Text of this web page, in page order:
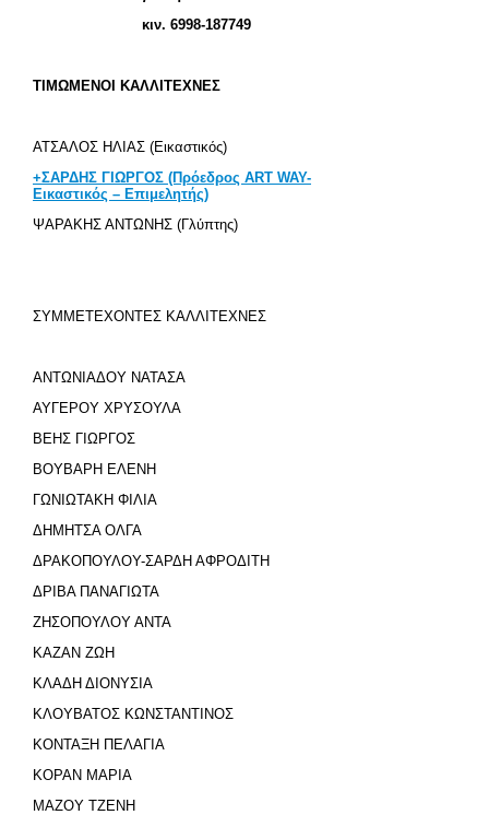
κιν. 6998-187749
ΤΙΜΩΜΕΝΟΙ ΚΑΛΛΙΤΕΧΝΕΣ
ΑΤΣΑΛΟΣ ΗΛΙΑΣ (Εικαστικός)
+ΣΑΡΔΗΣ ΓΙΩΡΓΟΣ (Πρόεδρος ΑRT WAY-
Εικαστικός – Επιμελητής)
ΨΑΡΑΚΗΣ ΑΝΤΩΝΗΣ (Γλύπτης)
ΣΥΜΜΕΤΕΧΟΝΤΕΣ ΚΑΛΛΙΤΕΧΝΕΣ
ΑΝΤΩΝΙΑΔΟΥ ΝΑΤΑΣΑ
ΑΥΓΕΡΟΥ ΧΡΥΣΟΥΛΑ
ΒΕΗΣ ΓΙΩΡΓΟΣ
ΒΟΥΒΑΡΗ ΕΛΕΝΗ
ΓΩΝΙΩΤΑΚΗ ΦΙΛΙΑ
ΔΗΜΗΤΣΑ ΟΛΓΑ
ΔΡΑΚΟΠΟΥΛΟΥ-ΣΑΡΔΗ ΑΦΡΟΔΙΤΗ
ΔΡΙΒΑ ΠΑΝΑΓΙΩΤΑ
ΖΗΣΟΠΟΥΛΟΥ ΑΝΤΑ
ΚΑΖΑΝ ΖΩΗ
ΚΛΑΔΗ ΔΙΟΝΥΣΙΑ
ΚΛΟΥΒΑΤΟΣ ΚΩΝΣΤΑΝΤΙΝΟΣ
ΚΟΝΤΑΞΗ ΠΕΛΑΓΙΑ
ΚΟΡΑΝ ΜΑΡΙΑ
ΜΑΖΟΥ ΤΖΕΝΗ